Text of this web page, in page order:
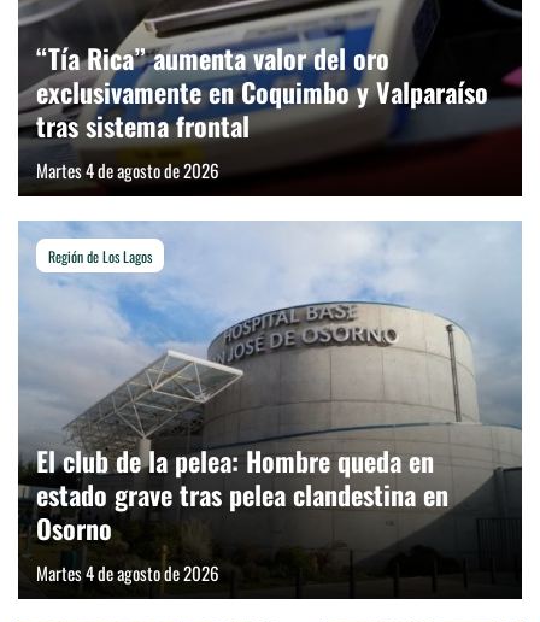
“Tía Rica” aumenta valor del oro
exclusivamente en Coquimbo y Valparaíso
tras sistema frontal
Martes 4 de agosto de 2026
Región de Los Lagos
El club de la pelea: Hombre queda en
estado grave tras pelea clandestina en
Osorno
Martes 4 de agosto de 2026